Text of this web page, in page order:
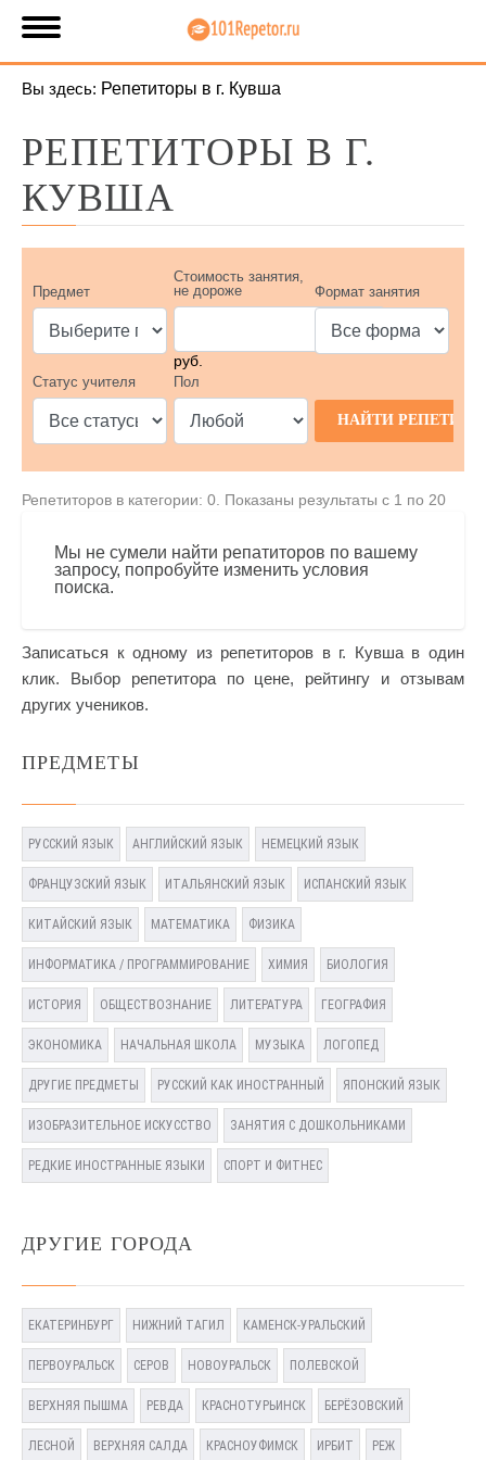
Вы здесь: Репетиторы в г. Кувша
РЕПЕТИТОРЫ В Г.
КУВША
Предмет
Стоимость занятия,
не дороже
руб.
Формат занятия
Статус учителя Пол
Репетиторов в категории: 0. Показаны результаты с 1 по 20
Мы не сумели найти репатиторов по вашему
запросу, попробуйте изменить условия
поиска.
Записаться к одному из репетиторов в г. Кувша в один
клик. Выбор репетитора по цене, рейтингу и отзывам
других учеников.
ПРЕДМЕТЫ
РУССКИЙ ЯЗЫК АНГЛИЙСКИЙ ЯЗЫК НЕМЕЦКИЙ ЯЗЫК
ФРАНЦУЗСКИЙ ЯЗЫК ИТАЛЬЯНСКИЙ ЯЗЫК ИСПАНСКИЙ ЯЗЫК
КИТАЙСКИЙ ЯЗЫК МАТЕМАТИКА ФИЗИКА
ИНФОРМАТИКА / ПРОГРАММИРОВАНИЕ ХИМИЯ БИОЛОГИЯ
ИСТОРИЯ ОБЩЕСТВОЗНАНИЕ ЛИТЕРАТУРА ГЕОГРАФИЯ
ЭКОНОМИКА НАЧАЛЬНАЯ ШКОЛА МУЗЫКА ЛОГОПЕД
ДРУГИЕ ПРЕДМЕТЫ РУССКИЙ КАК ИНОСТРАННЫЙ ЯПОНСКИЙ ЯЗЫК
ИЗОБРАЗИТЕЛЬНОЕ ИСКУССТВО ЗАНЯТИЯ С ДОШКОЛЬНИКАМИ
РЕДКИЕ ИНОСТРАННЫЕ ЯЗЫКИ СПОРТ И ФИТНЕС
ДРУГИЕ ГОРОДА
ЕКАТЕРИНБУРГ НИЖНИЙ ТАГИЛ КАМЕНСК-УРАЛЬСКИЙ
ПЕРВОУРАЛЬСК СЕРОВ НОВОУРАЛЬСК ПОЛЕВСКОЙ
ВЕРХНЯЯ ПЫШМА РЕВДА КРАСНОТУРЬИНСК БЕРЁЗОВСКИЙ
ЛЕСНОЙ ВЕРХНЯЯ САЛДА КРАСНОУФИМСК ИРБИТ РЕЖ